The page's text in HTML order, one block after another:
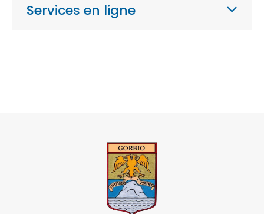
Services en ligne